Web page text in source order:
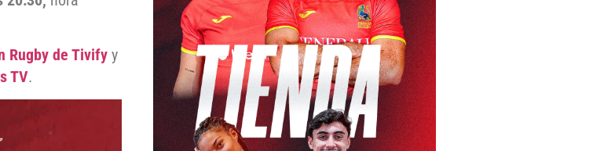
Rugby de Tivify y
TV.